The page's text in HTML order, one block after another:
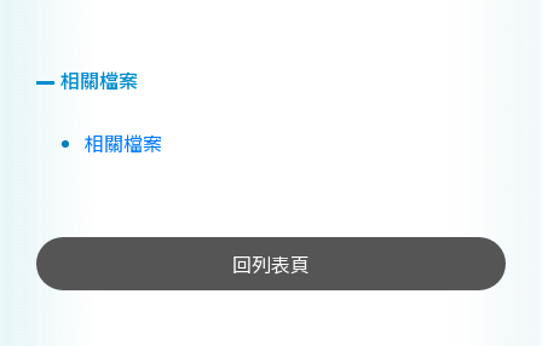
相關檔案
相關檔案
回列表頁